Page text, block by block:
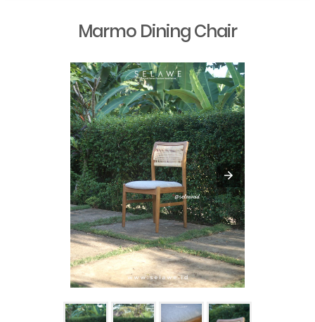
Marmo Dining Chair